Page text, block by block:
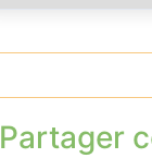
Partager